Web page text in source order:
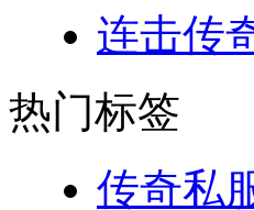
连击传
热门标签
传奇私